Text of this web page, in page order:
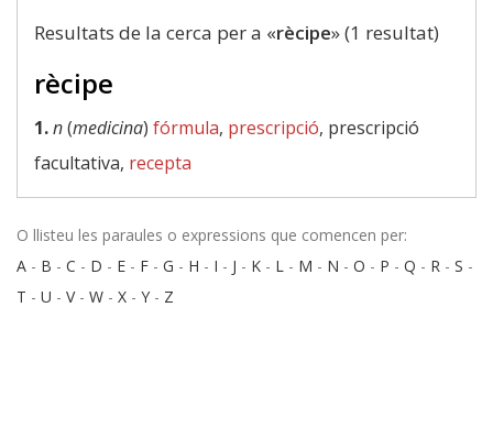
Resultats de la cerca per a «rècipe» (1 resultat)
rècipe
1.n(medicina) fórmula, prescripció, prescripció
facultativa, recepta
O llisteu les paraules o expressions que comencen per:
A - B - C - D - E - F - G - H - I - J - K - L - M - N - O - P - Q - R - S -
T - U - V- W - X - Y - Z